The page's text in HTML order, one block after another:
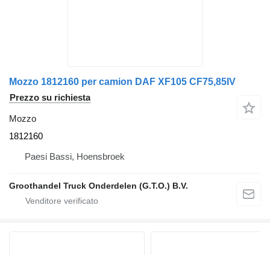
Mozzo 1812160 per camion DAF XF105 CF75,85IV
Prezzo su richiesta
Mozzo
1812160
Paesi Bassi, Hoensbroek
Groothandel Truck Onderdelen (G.T.O.) B.V.